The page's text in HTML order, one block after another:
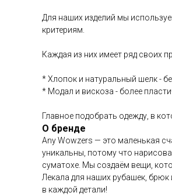
Для наших изделий мы
критериям.
Каждая из них имеет ряд своих
* Хлопок и натуральный шелк -
* Модал и вискоза - более
Главное подобрать одежду, в
О бренде
Any Wowzers — это маленькая
уникальны, потому что
суматохе. Мы создаём вещи,
Лекала для наших рубашек,
в каждой детали!